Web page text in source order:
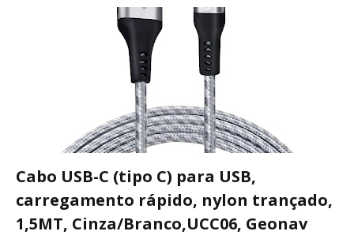
Cabo USB-C (tipo C) para USB,
carregamento rápido, nylon trançado,
1,5MT, Cinza/Branco,UCC06, Geonav